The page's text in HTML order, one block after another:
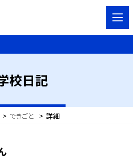
校日記
> できごと > 詳細